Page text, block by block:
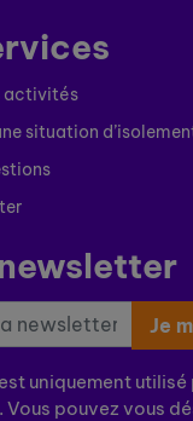
activités
situation
Je
uniquement utilisé
pouvez vous